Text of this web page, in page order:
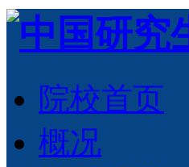
院校首页
概况